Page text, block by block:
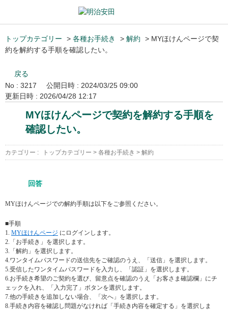
トップカテゴリー > 各種お手続き > 解約 > MYほけんページで契
約を解約する手順を確認したい。
戻る
No : 3217
公開日時 : 2024/03/25 09:00
更新日時 : 2026/04/28 12:17
MYほけんページで契約を解約する手順を
確認したい。
カテゴリー : トップカテゴリー > 各種お手続き > 解約
回答
MYほけんページでの解約手順は以下をご参照ください。
■手順
1. MYほけんページ にログインします。
2.「お手続き」を選択します。
3.「解約」を選択します。
4.ワンタイムパスワードの送信先をご確認のうえ、「送信」を選択します。
5.受信したワンタイムパスワードを入力し、「認証」を選択します。
6.お手続き希望のご契約を選び、留意点を確認のうえ「お客さま確認欄」にチ
ェックを入れ、「入力完了」ボタンを選択します。
7.他の手続きを追加しない場合、「次へ」を選択します。
8.手続き内容を確認し問題がなければ「手続き内容を確定する」を選択しま